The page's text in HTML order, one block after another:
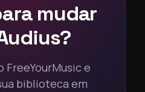
mudar
FreeYourMusic e
biblioteca em